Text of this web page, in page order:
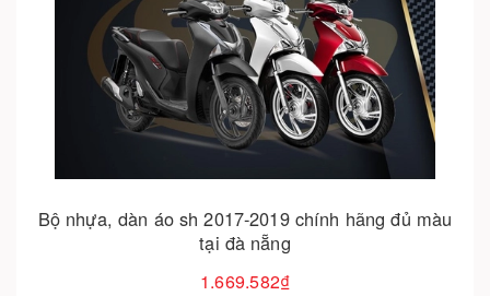
Bộ nhựa, dàn áo sh 2017-2019 chính hãng đủ màu
tại đà nẵng
1.669.582₫
Cho vào giỏ hàng